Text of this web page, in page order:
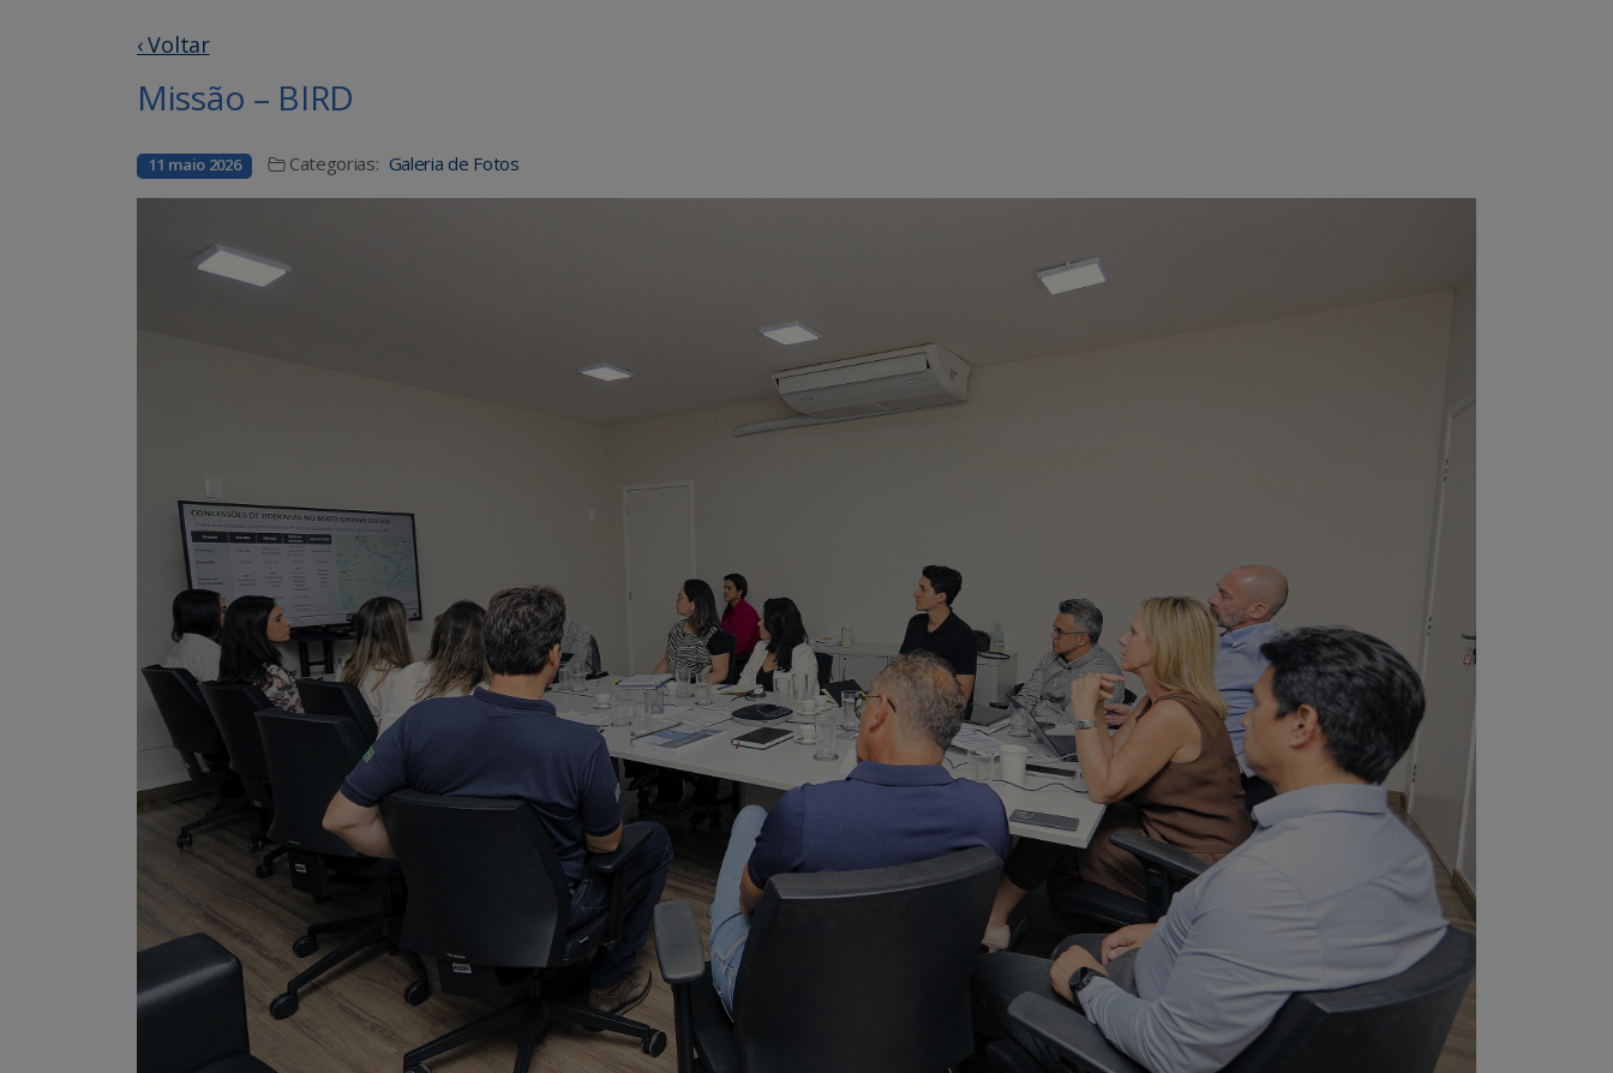
‹ Voltar
Missão – BIRD
11 maio 2026 Categorias: Galeria de Fotos